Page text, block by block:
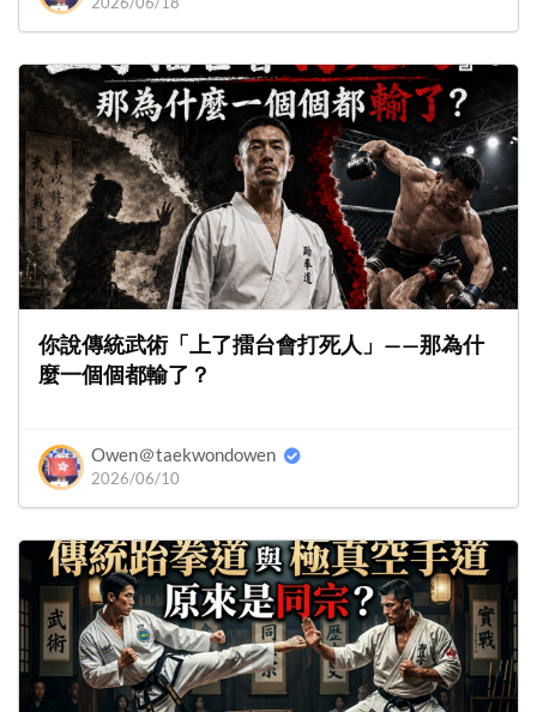
你說傳統武術「上了擂台會打死人」——那為什
麼一個個都輸了？
Owen＠taekwondowen
2026/06/10